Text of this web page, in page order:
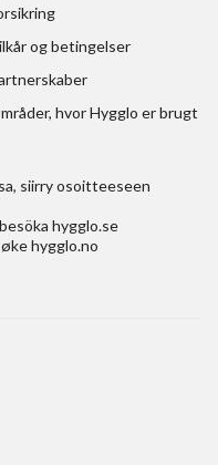
og betingelser
hvor Hygglo er brugt
, siirry osoitteeseen
hygglo.se
hygglo.no